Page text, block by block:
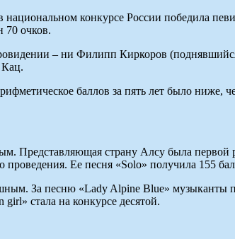
национальном конкурсе России победила
70 очков.
– ни Филипп Киркоров
баллов за пять лет было ниже,
страну Алсу была первой
Ее песня «Solo» получила 155
За песню «Lady Alpine Blue» музыканты
стала на конкурсе десятой.